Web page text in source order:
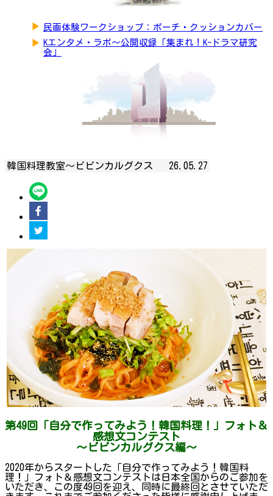
▶ 民画体験ワークショップ：ポーチ・クッションカバー
▶ Kエンタメ・ラボ～公開収録「集まれ！K-ドラマ研究
会」
韓国料理教室～ビビンカルグクス 26.05.27
第49回「自分で作ってみよう！韓国料理！」フォト＆
感想文コンテスト
～ビビンカルグクス編～
2020年からスタートした「自分で作ってみよう！韓国料
理！」フォト＆感想文コンテストは日本全国からのご参加を
いただき、この度49回を迎え、同時に最終回とさせていただ